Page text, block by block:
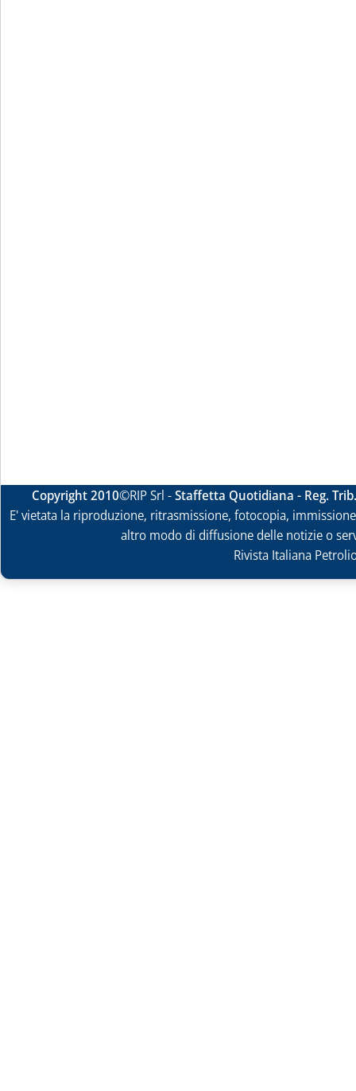
Copyright 2010©RIP Srl -Staffetta Quotidiana - Reg.
E' vietata la riproduzione, ritrasmissione, fotocopia,
altro modo di diffusione delle notizie o
Rivista Italiana